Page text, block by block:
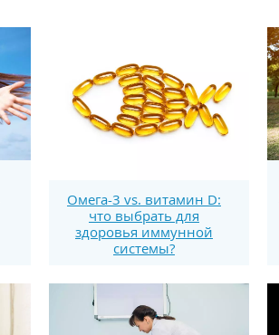
Омега-3 vs. витамин D:
что выбрать для
здоровья иммунной
системы?